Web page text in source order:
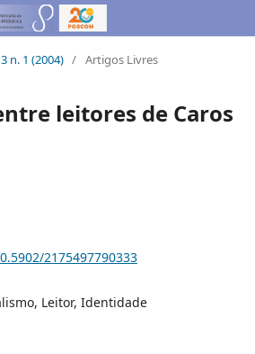
n. 1 (2004) / Artigos Livres
leitores de Caros
2175497790333
Leitor, Identidade